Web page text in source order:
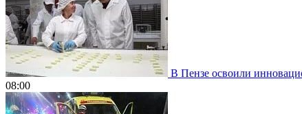
В Пензе освоили
08:00